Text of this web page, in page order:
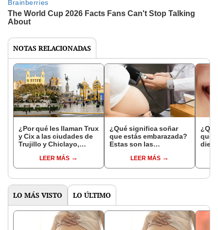
NOTAS RELACIONADAS
¿Por qué les llaman Trux
y Cix a las ciudades de
Trujillo y Chiclayo,
LEER MÁS
¿Qué significa soñar
que estás embarazada?
Estas son las
comunesLEER MÁS
que
LO MÁS VISTO LO ÚLTIMO